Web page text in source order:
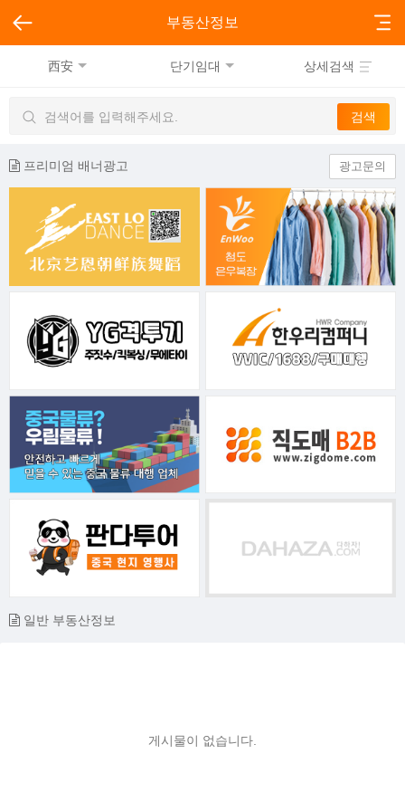
부동산정보
西安 단기임대 상세검색
프리미엄 배너광고 광고문의
일반 부동산정보
게시물이 없습니다.